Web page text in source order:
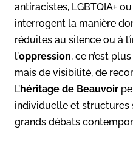
antiracistes, LGBTQIA+
interrogent la manière
réduites au silence ou à
l’oppression, ce n’est
mais de visibilité, de
L’héritage de Beauvoir
individuelle et
grands débats